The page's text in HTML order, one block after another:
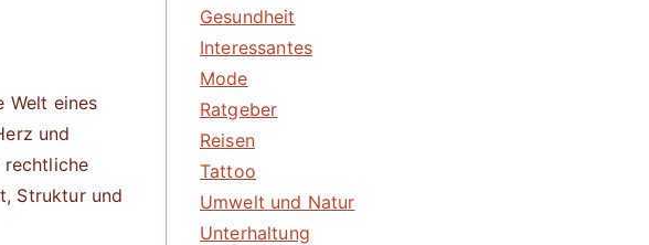
Welt eines
und
rechtliche
Struktur und
Gesundheit
Interessantes
Mode
Ratgeber
Reisen
Tattoo
Umwelt und Natur
Unterhaltung